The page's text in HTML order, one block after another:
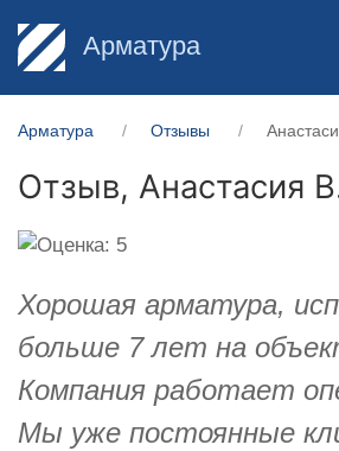
Арматура
Арматура Отзывы
Отзыв, Анастасия
Хорошая арматура,
больше 7 лет на
Компания работает
Мы уже постоянные